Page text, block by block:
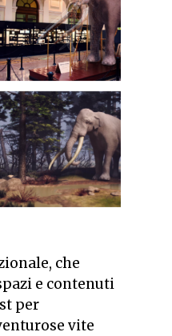
che
e contenuti
per
vite